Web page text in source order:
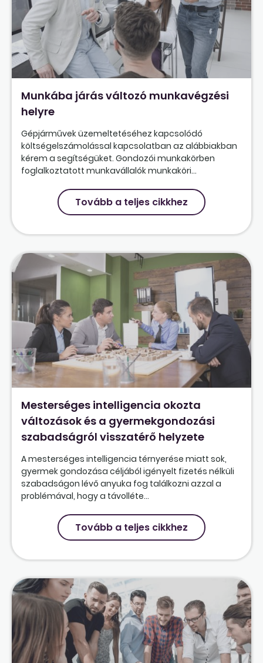
Munkába járás változó munkavégzési
helyre
Gépjárművek üzemeltetéséhez kapcsolódó
költségelszámolással kapcsolatban az alábbiakban
kérem a segítségüket. Gondozói munkakörben
foglalkoztatott munkavállalók munkaköri...
Tovább a teljes cikkhez
Mesterséges intelligencia okozta
változások és a gyermekgondozási
szabadságról visszatérő helyzete
A mesterséges intelligencia térnyerése miatt sok,
gyermek gondozása céljából igényelt fizetés nélküli
szabadságon lévő anyuka fog találkozni azzal a
problémával, hogy a távolléte...
Tovább a teljes cikkhez